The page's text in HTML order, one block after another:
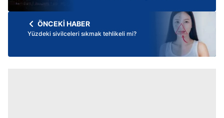
ÖNCEKİ HABER
Yüzdeki sivilceleri sıkmak tehlikeli mi?